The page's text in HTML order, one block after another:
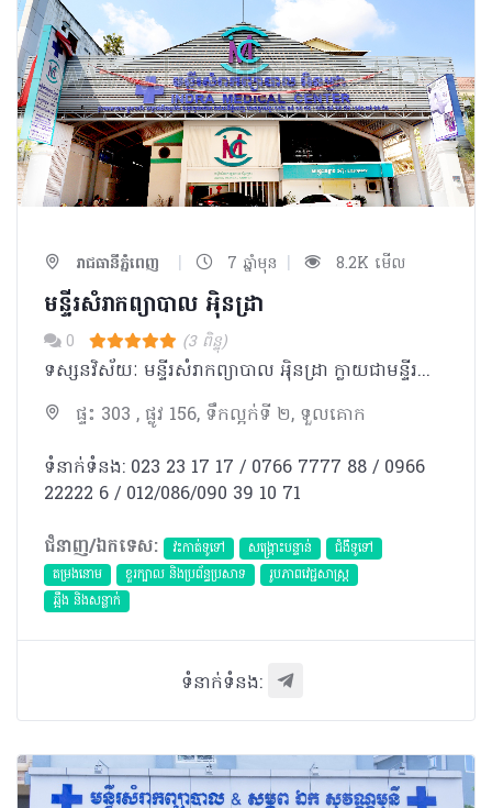
រាជធានីភ្នំពេញ | 7 ឆ្នាំមុន | 8.2K មើល
មន្ទីរសំរាកព្យាបាល អុិនដ្រា
0 (3 ពិន្ទុ)
ទស្សនវិស័យៈ មន្ទីរសំរាកព្យាបាល អុិនដ្រា ក្លាយជាមន្ទីរពេទ្យ ជំរើសដ៏ល្អបំផុត ប្រកបដោយទំនុកចិត្ត សំរាប់ប្រជាជនកម្ពុជា និងជនបរទេស។ បេសកកម្មៈ មន្ទីរសំរាកព្យាបាល អុិនដ្រា ខិតខំប្រឹងប្រែងដើម្បីផ្ដល់នូវ ការថែទាំនិងការព្យាបាល ដែលមានគុណភាពអន្តរជាតិ ដោយក្រុម គ្រូពេទ្យជំនាញ ជាមួយសេវាកម្មល្អឥតខ្ចោះ សម្រាប់បំពេញសេចក្តីត្រូវការរបស់អតិថិជន ។ ការប្តេជ្ញាចិត្តរបស់យើងមានដូចខាងក្រោម: - ផ្ដល់នូវសេវាវេជ្ជសាស្រ្តដែលមានគុណភាពខ្ពស់ដោយគោរពបានតាមបទដ្ឋានអន្តរជាតិ។ -ប្រកាន់ខ្ជាប់នូវតម្លៃនិងក្រមសីលធម៍ វេជ្ជសាស្ត្រ និងសិល្បៈនៃការព្យាបាល ប្រើប្រាស់នូវបច្ចេកវិទ្យាខ្ពស់បំផុត រួមជាមួយនិងឧបករណ៍វេជ្ជសាស្រ្ត ទំនើបទាន់សម័យ។ -អភិវឌ្ឍន៍ចំណេះដឹងវេជ្ជសាស្ត្របន្ថែមដោយការចូលរួមវគ្គបណ្តុះបណ្តាលវេជ្ជសាស្រ្តបន្ត និងការចូលលរួម សិក្ខាសាលា ឬសន្និសិទក្នុងតំបន់ និងអន្ដរជាតិ។ -លើកតម្កើងនិងកែលំអរគុណភាពនៃជីវិតនិងការថែទាំដល់អ្នកជំងឺរបស់យើងនៅទូទាំងប្រទេសកម្ពុជា។
ផ្ទះ 303 , ផ្លូវ 156, ទឹកល្អក់ទី ២, ទួលគោក
ទំនាក់ទំនង: 023 23 17 17 / 0766 7777 88 / 0966
22222 6 / 012/086/090 39 10 71
ជំនាញ/ឯកទេស:
វះកាត់ទូទៅ សង្គ្រោះបន្ទាន់
ជំងឺទូទៅ
តម្រងនោម
ខួរក្បាល និងប្រព័ន្ធប្រសាទ
​រូបភាពវេជ្ជសាស្រ្ត
ឆ្អឹង និងសន្លាក់
ទំនាក់ទំនង: